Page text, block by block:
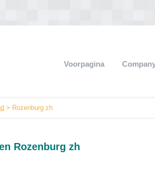
Voorpagina
> Rozenburg zh
Rozenburg zh